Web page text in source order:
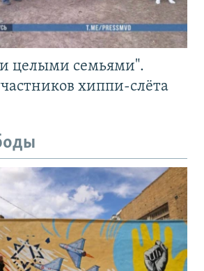
целыми семьями".
хиппи-слёта